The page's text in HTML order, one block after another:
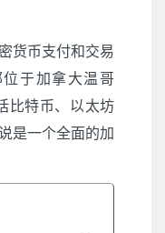
货币支付和交易
于加拿大温哥
比特币、以太坊
是一个全面的加